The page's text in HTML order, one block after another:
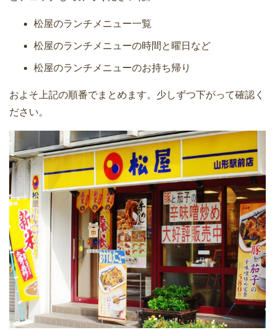
松屋のランチメニュー一覧
松屋のランチメニューの時間と曜日など
松屋のランチメニューのお持ち帰り
およそ上記の順番でまとめます。少しずつ下がって確認く
ださい。